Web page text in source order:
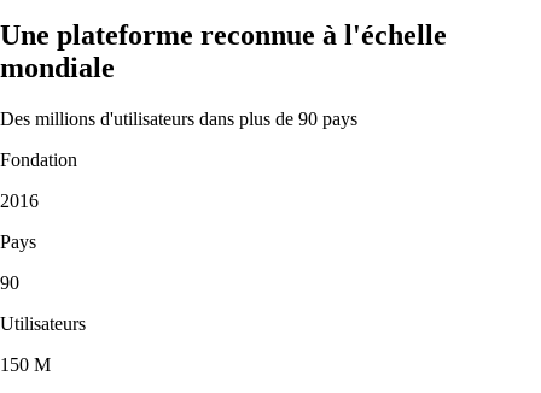
Une plateforme reconnue à l'échelle
mondiale
Des millions d'utilisateurs dans plus de 90 pays
Fondation
2016
Pays
90
Utilisateurs
150 M